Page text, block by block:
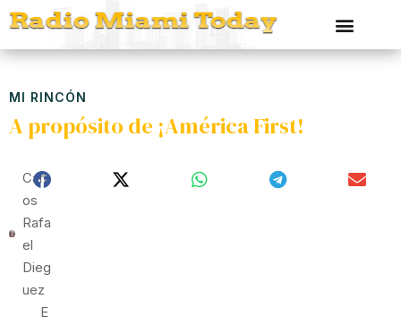
MI RINCÓN
A propósito de ¡América First!
Carl
Os
Rafa
El
Dieg
Uez
E